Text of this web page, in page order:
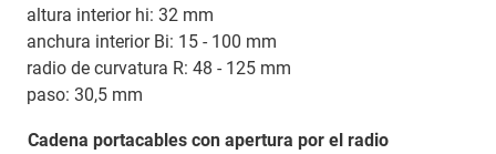
altura interior hi: 32 mm
anchura interior Bi: 15 - 100 mm
radio de curvatura R: 48 - 125 mm
paso: 30,5 mm
Cadena portacables con apertura por el radio